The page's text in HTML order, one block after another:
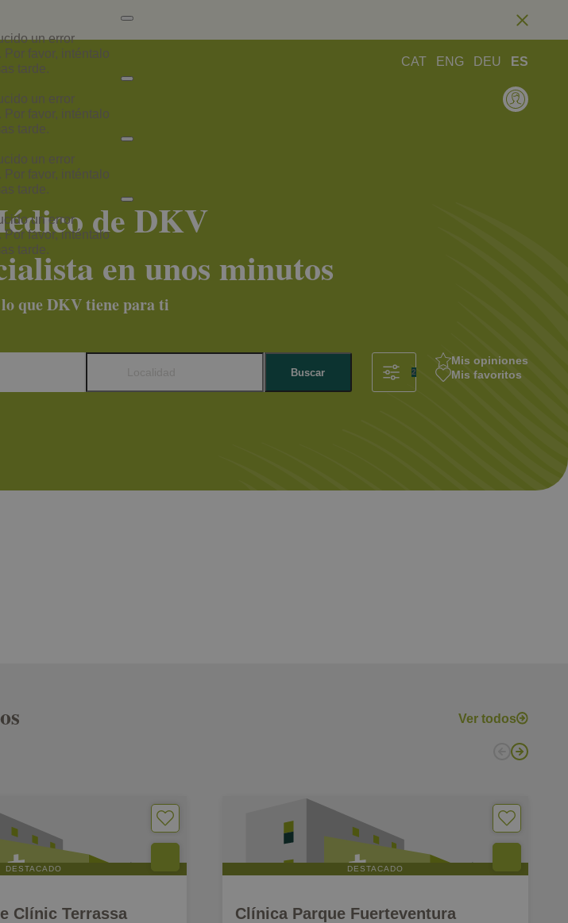
CAT ENG DEU ES
de DKV
en unos minutos
que DKV tiene para ti
Buscar 2
Mis opiniones
Mis favoritos
Ver todos
DESTACADO
Clínic Terrassa
DESTACADO
Clínica Parque Fuerteventura
un error
Por favor, inténtalo
tarde.
un error
Por favor, inténtalo
tarde.
un error
Por favor, inténtalo
tarde.